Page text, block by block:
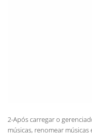
2-Após carregar o
músicas, renomear músicas